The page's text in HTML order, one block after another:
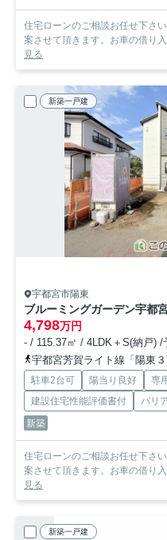
住宅ローンのご相談お任せ下さ
案させて頂きます。お車の借り
見る
新築一戸建
宇都宮市陽東
ブルーミングガーデン宇都
4,798万円
- / 115.37㎡ / 4LDK＋S(納戸) /
宇都宮芳賀ライト線「陽東
駐車2台可 陽当り良好 専
建設住宅性能評価書付
バリ
新築
住宅ローンのご相談お任せ下さ
案させて頂きます。お車の借り
見る
新築一戸建